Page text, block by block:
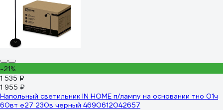
-21%
1 535 ₽
1 955 ₽
Напольный светильник IN HOME п/лампу на основании тно 01ч
60вт е27 230в черный 4690612042657